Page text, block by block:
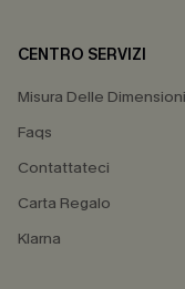
CENTRO SERVIZI
Misura Delle Dimensioni
Faqs
Contattateci
Carta Regalo
Klarna